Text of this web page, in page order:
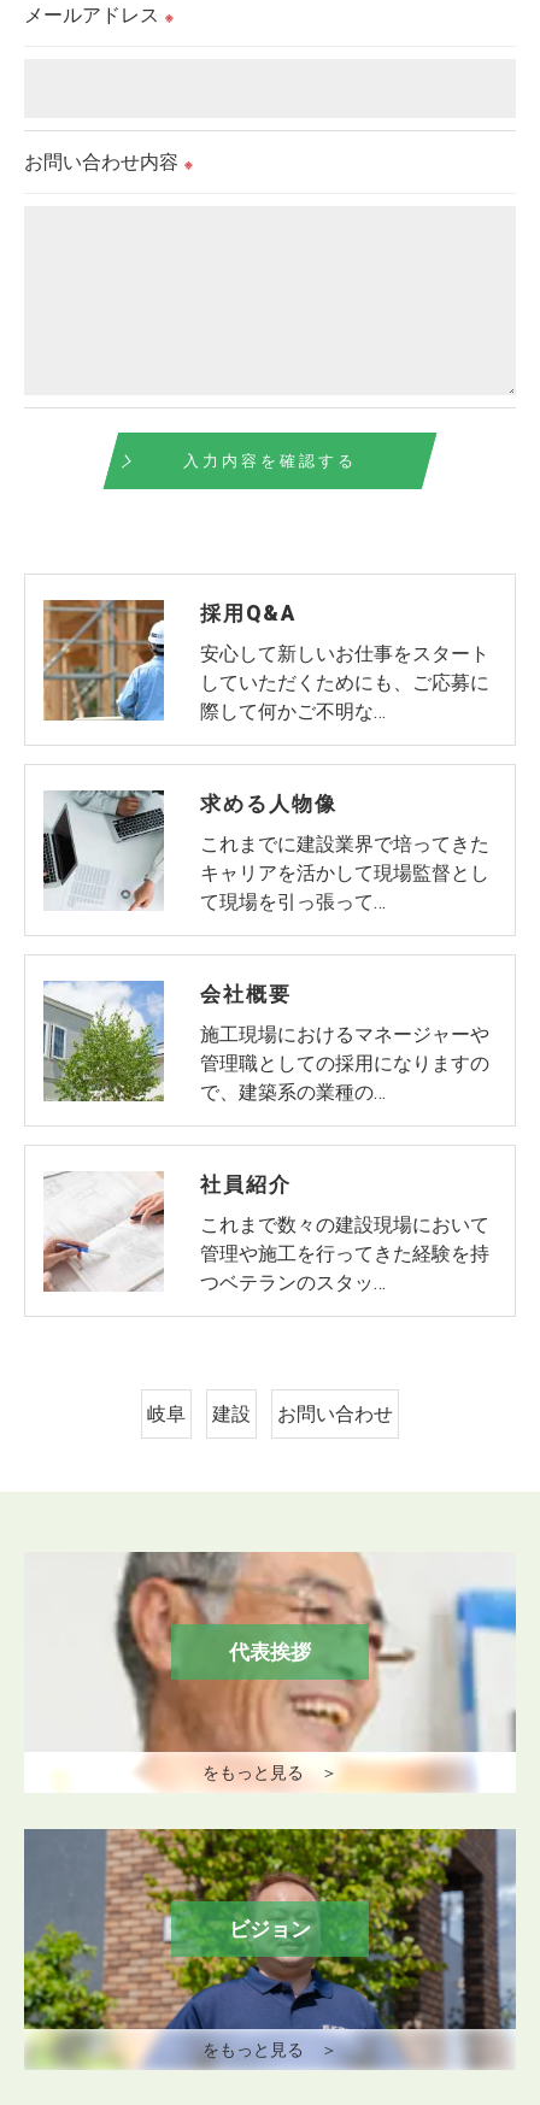
置をとり、適切な監督を行います。
当社では、個人情報の漏洩等がなされないよう、適
切に安全管理対策を実施します。
ご本人である事を確認のうえ、対応させて頂きま
す。
個人情報の開示･訂正･削除・利用停止の具体的手続
きにつきましては、お電話でお問合せ下さい。
メールアドレス ※
お問い合わせ内容 ※
採用Q&A
安心して新しいお仕事をスタート
していただくためにも、ご応募に
際して何かご不明な…
求める人物像
これまでに建設業界で培ってきた
キャリアを活かして現場監督とし
て現場を引っ張って…
会社概要
施工現場におけるマネージャーや
管理職としての採用になりますの
で、建築系の業種の…
社員紹介
これまで数々の建設現場において
管理や施工を行ってきた経験を持
つベテランのスタッ…
岐阜 建設 お問い合わせ
代表挨拶
をもっと見る ＞
ビジョン
をもっと見る ＞